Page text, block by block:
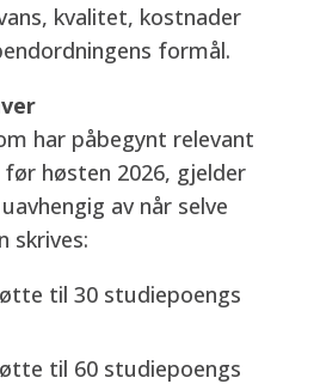
kvalitet, kostnader
formål.
har påbegynt relevant
høsten 2026, gjelder
av når selve
skrives:
til 30 studiepoengs
til 60 studiepoengs